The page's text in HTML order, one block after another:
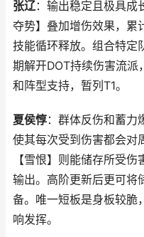
张辽：输出稳定且极具成
夺势】叠加增伤效果，累
技能循环释放。组合特定
期解开DOT持续伤害流派
和阵型支持，暂列T1。
夏侯惇：群体反伤和蓄力
使其每次受到伤害都会对
【雪恨】则能储存所受
输出。高阶更新后更可将
备。唯一短板是身板较脆
响发挥。